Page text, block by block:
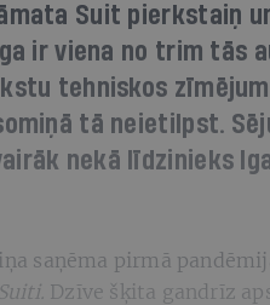
Suit pierkstaiņ
ir viena no trim tās
tehniskos
tā neietilpst.
nekā līdzinieks
saņēma pirmā
Suiti. Dzīve šķita gandrīz